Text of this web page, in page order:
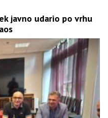
javno udario po vrhu